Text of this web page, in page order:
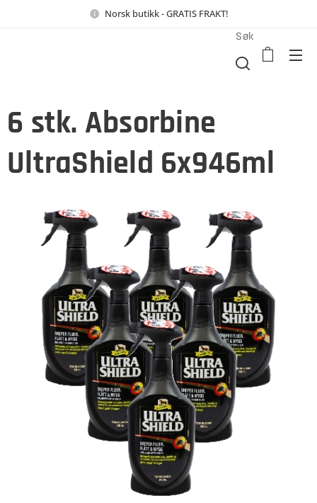
Norsk butikk - GRATIS FRAKT!
Søk
6 stk. Absorbine
UltraShield 6x946ml